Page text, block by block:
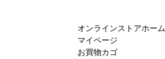
オンラインストアホーム
マイページ
お買物カゴ